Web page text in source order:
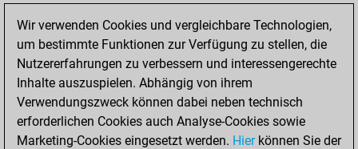
You played 5
bullet games
You scored +0
=0 -5 in bullet
Mittwoch, April 21,
2004
Wir verwenden Cookies und vergleichbare Technologien,
um bestimmte Funktionen zur Verfügung zu stellen, die
Nutzererfahrungen zu verbessern und interessengerechte
Inhalte auszuspielen. Abhängig von ihrem
Verwendungszweck können dabei neben technisch
erforderlichen Cookies auch Analyse-Cookies sowie
Marketing-Cookies eingesetzt werden. Hierkönnen Sie der